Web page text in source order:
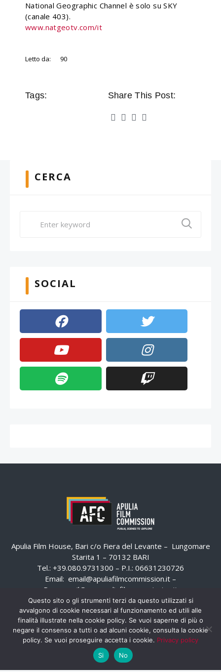
National Geographic Channel è solo su SKY
(canale 403).
www.natgeotv.com/it
Letto da: 90
Tags: Share This Post:
CERCA
SOCIAL
Apulia Film House, Bari c/o Fiera del Levante – Lungomare
Starita 1 – 70132 BARI
Tel.: +39.080.9731300 – P.I.: 06631230726
Email: email@apuliafilmcommission.it –
Pec:
email@pec.apuliafilmcommission.it
Questo sito o gli strumenti terzi da questo utilizzati si
avvalgono di cookie necessari al funzionamento ed utili alle
finalità illustrate nella cookie policy. Se vuoi saperne di più o
negare il consenso a tutti o ad alcuni cookie, consulta la cookie
policy. Se vuoi proseguire accetta i cookie. Privacy policy
Si
No